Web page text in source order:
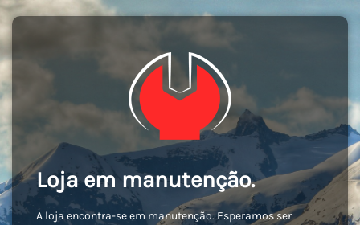
Loja em manutenção.
A loja encontra-se em manutenção. Esperamos ser